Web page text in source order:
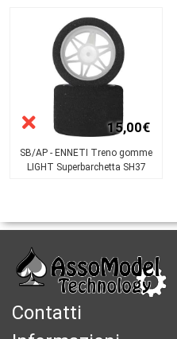
15,00€
SB/AP - ENNETI Treno gomme
LIGHT Superbarchetta SH37
Contatti